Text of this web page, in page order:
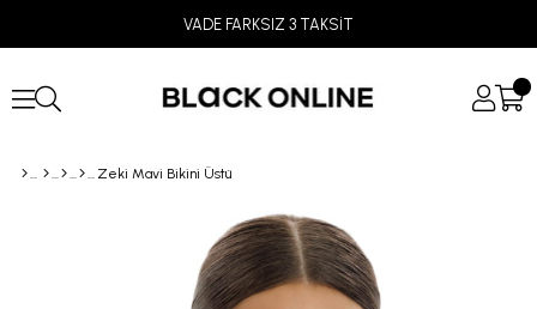
VADE FARKSIZ 3 TAKSİT
Zeki Mavi Bikini Üstü